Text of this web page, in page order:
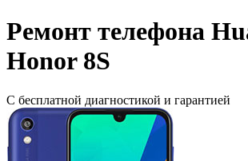
Ремонт телефона
Honor 8S
С бесплатной диагностикой и гарантией